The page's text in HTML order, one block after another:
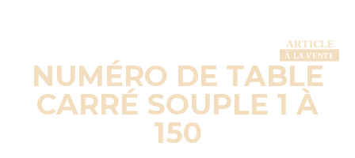
NUMÉRO DE TABLE
CARRÉ SOUPLE 1 À
150